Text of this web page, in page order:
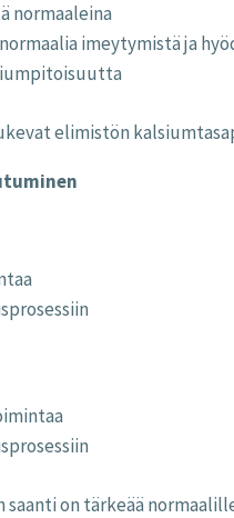
normaaleina
imeytymistä ja
elimistön
saanti on tärkeää